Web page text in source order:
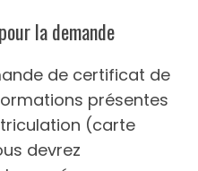
la demande
de certificat de
présentes
(carte
devrez